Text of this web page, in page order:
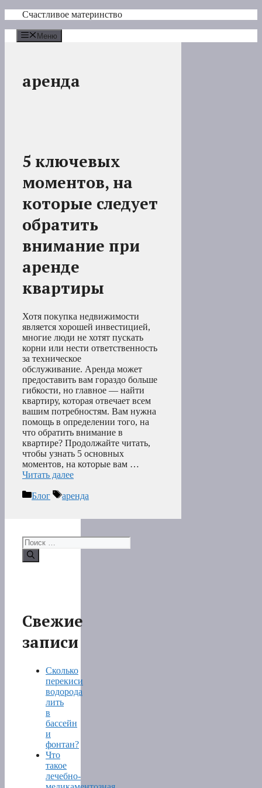
Перейти
содержимому
Счастливое материнство
Меню
аренда
5 ключевых
моментов, на
которые следует
обратить
внимание при
аренде
квартиры
Хотя покупка недвижимости
является хорошей инвестицией,
многие люди не хотят пускать
корни или нести ответственность
за техническое
обслуживание. Аренда может
предоставить вам гораздо больше
гибкости, но главное — найти
квартиру, которая отвечает всем
вашим потребностям. Вам нужна
помощь в определении того, на
что обратить внимание в
квартире? Продолжайте читать,
чтобы узнать 5 основных
моментов, на которые вам …
Читать далее
Рубрики
Блог Метки
аренда
Поиск:
Свежие
записи
Сколько
перекиси
водорода
лить
в
бассейн
и
фонтан?
Что
такое
лечебно-